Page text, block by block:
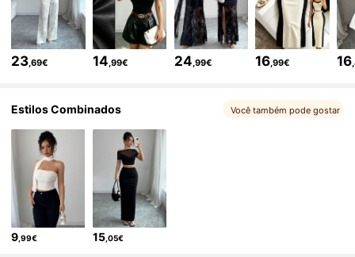
4,77 3M Seguidores
4,77 3M Seguidores
3M Seguidores
4,77 3M Seguidores
23,69€ 14,99€ 24,99€ 16,99€ 16
Estilos Combinados Você também pode gostar
9 ,99€ 15 ,05€